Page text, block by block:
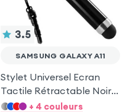
3.5
SAMSUNG GALAXY A11
Stylet Universel Ecran
Tactile Rétractable Noir
Adaptable Jack 3.5 mm
+ 4 couleurs